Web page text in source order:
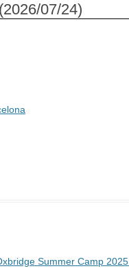
07/24)
Summer Camp 2025